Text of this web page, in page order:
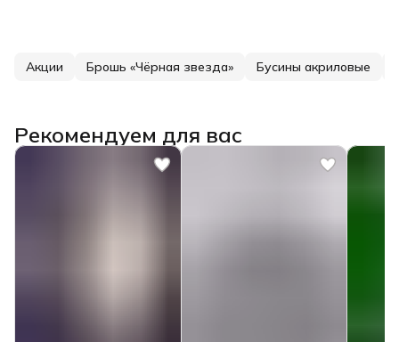
Акции Брошь «Чёрная звезда» Бусины акриловые
Рекомендуем для вас